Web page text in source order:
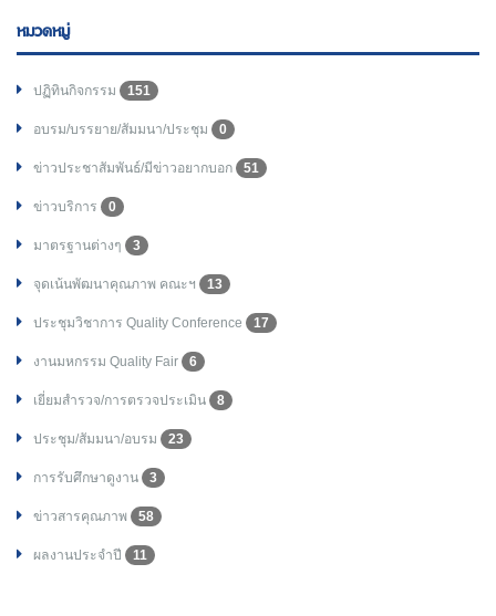
หมวดหมู่
ปฏิทินกิจกรรม 151
อบรม/บรรยาย/สัมมนา/ประชุม 0
ข่าวประชาสัมพันธ์/มีข่าวอยากบอก 51
ข่าวบริการ 0
มาตรฐานต่างๆ 3
จุดเน้นพัฒนาคุณภาพ คณะฯ 13
ประชุมวิชาการ Quality Conference 17
งานมหกรรม Quality Fair 6
เยี่ยมสำรวจ/การตรวจประเมิน 8
ประชุม/สัมมนา/อบรม 23
การรับศึกษาดูงาน 3
ข่าวสารคุณภาพ 58
ผลงานประจำปี 11